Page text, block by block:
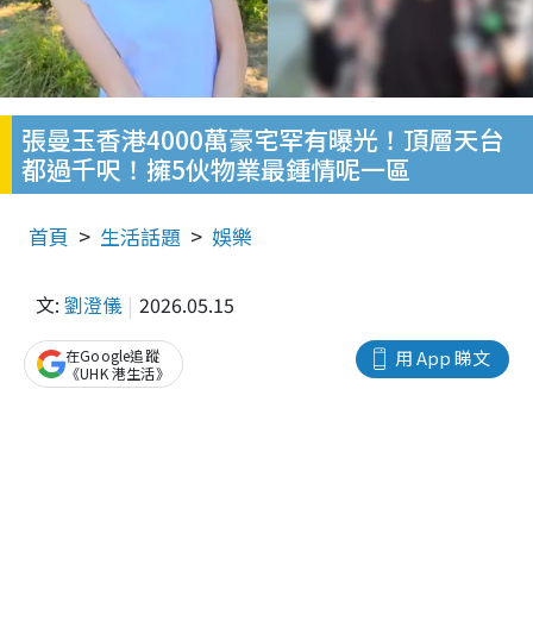
張曼玉香港4000萬豪宅罕有曝光！頂層天台
都過千呎！擁5伙物業最鍾情呢一區
首頁 生活話題 娛樂
文: 劉澄儀 2026.05.15
用 App 睇文
在Google追蹤
《UHK 港生活》